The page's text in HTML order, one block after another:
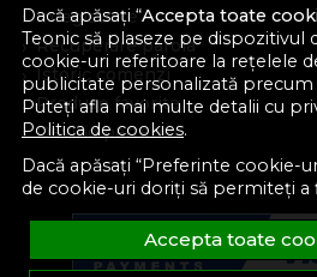
Dacă apăsați “Accepta toate
Teonic să plaseze pe dispozitivul
cookie-uri referitoare la rețelele
publicitate personalizată precum
Puteți afla mai multe detalii cu
Politica de cookies.
Dacă apăsați “Preferinte cookie-
de cookie-uri doriți să permiteți a
Accepta toate
Inregistrare
Recuperare parola
Istoric comenzi
Produse favorite
Devino partener